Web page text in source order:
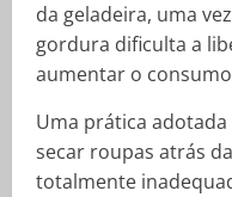
da geladeira, uma
gordura dificulta a
aumentar o
Uma prática
secar roupas atrás
totalmente